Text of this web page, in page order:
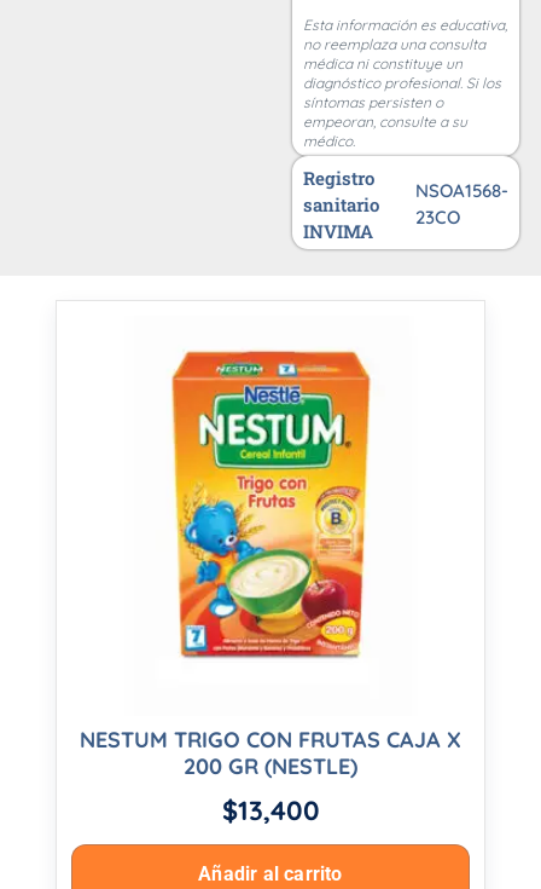
Esta información es educativa,
no reemplaza una consulta
médica ni constituye un
diagnóstico profesional. Si los
síntomas persisten o
empeoran, consulte a su
médico.
Registro
sanitario
INVIMA
NSOA1568-
23CO
NESTUM TRIGO CON FRUTAS CAJA X
200 GR (NESTLE)
$13,400
Añadir al carrito